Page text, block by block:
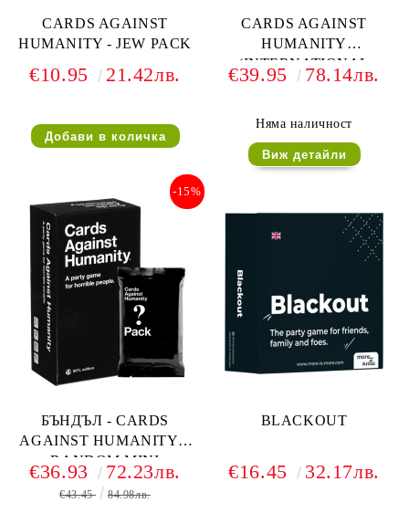
CARDS AGAINST
HUMANITY - JEW PACK
€10.95 21.42лв.
CARDS AGAINST
HUMANITY
(INTERNATIONAL
EDITION)
€39.95 78.14лв.
Няма наличност
Виж детайли
БЪНДЪЛ - CARDS
AGAINST HUMANITY +
RANDOM MINI
EXPANSION
-15%
€36.93 72.23лв.
€43.45 84.98лв.
BLACKOUT
€16.45 32.17лв.